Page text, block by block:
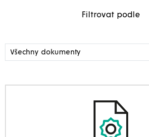
Filtrovat podle